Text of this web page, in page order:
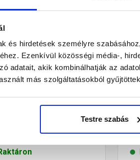
és hirdetések személyre
Ezenkívül közösségi média-,
adatait, akik kombinálhatják az
más szolgáltatásokból
Testre szabás
166x145x190 cm,
L-